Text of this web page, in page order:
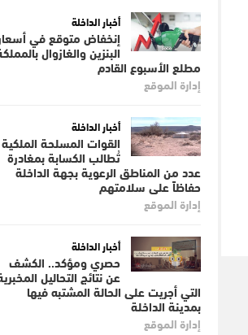
أخبار الداخلة
إنخفاض متوقع في
البنزين والغازوال
مطلع الأسبوع القادم
إدارة الموقع
أخبار الداخلة
القوات المسلحة الملكية
تُطالب الكسابة بمغادرة
عدد من المناطق الرعوية بجهة الداخلة
حفاظاً على سلامتهم
إدارة الموقع
أخبار الداخلة
حصري ومؤكد.. الكشف
عن نتائج التحاليل
التي أجريت على الحالة المشتبه فيها
بمدينة الداخلة
إدارة الموقع